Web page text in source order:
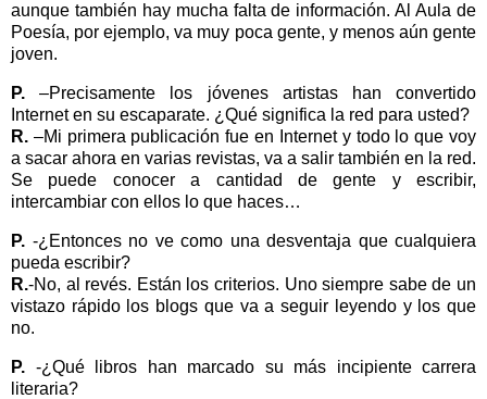
aunque también hay mucha falta de información. Al Aula de
Poesía, por ejemplo, va muy poca gente, y menos aún gente
joven.
P. –Precisamente los jóvenes artistas han convertido
Internet en su escaparate. ¿Qué significa la red para usted?
R. –Mi primera publicación fue en Internet y todo lo que voy
a sacar ahora en varias revistas, va a salir también en la red.
Se puede conocer a cantidad de gente y escribir,
intercambiar con ellos lo que haces…
P. -¿Entonces no ve como una desventaja que cualquiera
pueda escribir?
R.-No, al revés. Están los criterios. Uno siempre sabe de un
vistazo rápido los blogs que va a seguir leyendo y los que
no.
P. -¿Qué libros han marcado su más incipiente carrera
literaria?